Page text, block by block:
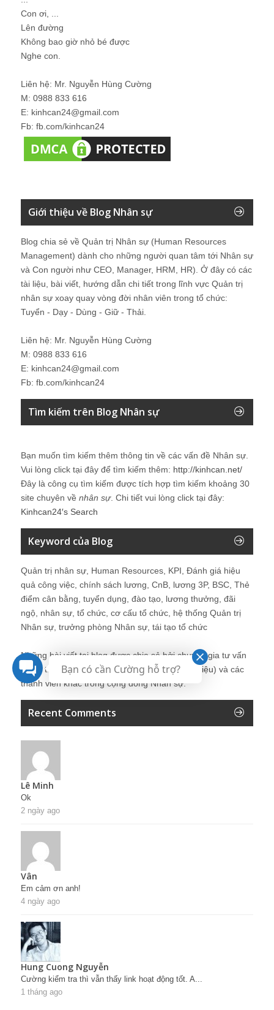
Con ơi, ...
Lên đường
Không bao giờ nhỏ bé được
Nghe con.
Liên hệ: Mr. Nguyễn Hùng Cường
M: 0988 833 616
E: kinhcan24@gmail.com
Fb: fb.com/kinhcan24
Giới thiệu về Blog Nhân sự
Blog chia sẻ về Quản trị Nhân sự (Human Resources
Management) dành cho những người quan tâm tới Nhân sự
và Con người như CEO, Manager, HRM, HR). Ở đây có các
tài liệu, bài viết, hướng dẫn chi tiết trong lĩnh vực Quản trị
nhân sự xoay quay vòng đời nhân viên trong tổ chức:
Tuyển - Dạy - Dùng - Giữ - Thải.
Liên hệ: Mr. Nguyễn Hùng Cường
M: 0988 833 616
E: kinhcan24@gmail.com
Fb: fb.com/kinhcan24
Tìm kiếm trên Blog Nhân sự
Bạn muốn tìm kiếm thêm thông tin về các vấn đề Nhân sự
Vui lòng click tại đây để tìm kiếm thêm: http://kinhcan.net/
Đây là công cụ tìm kiếm được tích hợp tìm kiếm khoảng 30
site chuyên về nhân sự. Chi tiết vui lòng click tại đây:
Kinhcan24′s Search
Keyword của Blog
Quản trị nhân sự, Human Resources, KPI, Đánh giá hiệu
quả công việc, chính sách lương, CnB, lương 3P, BSC, Thẻ
điểm cân bằng, tuyển dụng, đào tạo, lương thưởng, đãi
ngộ, nhân sự, tổ chức, cơ cấu tổ chức, hệ thống Quản trị
Nhân sự, trưởng phòng Nhân sự, tái tạo tổ chức
Những bài viết tại blog được chia sẻ bởi chuyên gia tư vấn
Quản trị Nhân sự Nguyễn Hùng Cường (giới thiệu) và các
thành viên khác trong cộng đồng Nhân sự.
Recent Comments
Lê Minh
Ok
2 ngày ago
Vân
Em cảm ơn anh!
4 ngày ago
Hung Cuong Nguyễn
Cường kiểm tra thì vẫn thấy link hoạt động tốt. A...
1 tháng ago
Bạn có cần Cường hỗ trợ?